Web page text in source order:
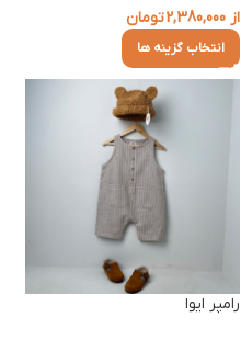
از 2,380,000تومان
انتخاب گزینه ها
رامپر ایوا